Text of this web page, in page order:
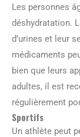
Les personnes
déshydratation.
d’urines et leur
médicaments
bien que leurs
adultes, il est
régulièrement
Sportifs
Un athlète peut